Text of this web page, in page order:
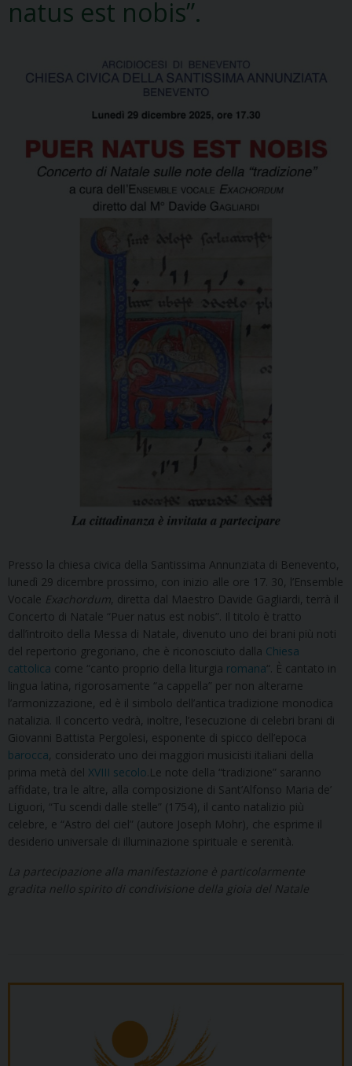
natus est nobis”.
Presso la chiesa civica della Santissima Annunziata di Benevento,
lunedì 29 dicembre prossimo, con inizio alle ore 17. 30, l’Ensemble
Vocale Exachordum, diretta dal Maestro Davide Gagliardi, terrà il
Concerto di Natale “Puer natus est nobis”. Il titolo è tratto
dall’introito della Messa di Natale, divenuto uno dei brani più noti
del repertorio gregoriano, che è riconosciuto dalla Chiesa
cattolica come “canto proprio della liturgia romana“. È cantato in
lingua latina, rigorosamente “a cappella” per non alterarne
l’armonizzazione, ed è il simbolo dell’antica tradizione monodica
natalizia. Il concerto vedrà, inoltre, l’esecuzione di celebri brani di
Giovanni Battista Pergolesi, esponente di spicco dell’epoca
barocca, considerato uno dei maggiori musicisti italiani della
prima metà del XVIII secolo .Le note della “tradizione” saranno
affidate, tra le altre, alla composizione di Sant’Alfonso Maria de’
Liguori, “Tu scendi dalle stelle” (1754), il canto natalizio più
celebre, e “Astro del ciel” (autore Joseph Mohr), che esprime il
desiderio universale di illuminazione spirituale e serenità.
La partecipazione alla manifestazione è particolarmente
gradita nello spirito di condivisione della gioia del Natale